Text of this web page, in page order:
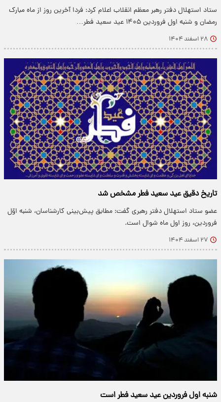
ستاد استهلال دفتر رهبر معظم انقلاب اعلام کرد: فردا آخرین روز از ماه مبارک
رمضان و شنبه اول فروردین ۱۴۰۵ عید سعید فطر…
۲۸ اسفند ۱۴۰۴
تاریخ دقیق عید سعید فطر مشخص شد
عضو ستاد استهلال دفتر رهبری گفت: مطابق پیش‌بینی کارشناسان، شنبه اوّل
فروردین، روز اول ماه شوال است.
۲۷ اسفند ۱۴۰۴
شنبه اول فروردین عید سعید فطر است